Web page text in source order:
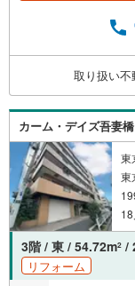
ュレーシ
はありませ
す。
でPayPay
ずYahoo！
い。
取り扱い不
カーム・デイズ吾妻橋
東
東
3階 / 東 / 54.72m2 /
リフォーム